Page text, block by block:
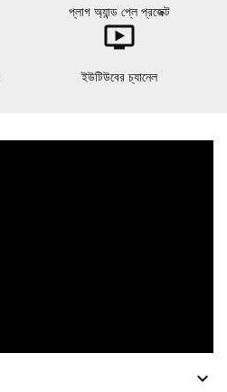
প্লাগ অ্যান্ড প্লে প্রজেক্ট
ondemand_video
ইউটিউবের চ্যানেল
